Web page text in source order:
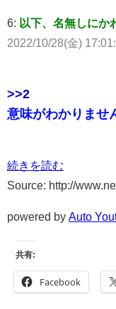
6: 以下、名無しにか
2022/10/28(金)
>>2
意味がわかりませ
続きを読む
Source: http://
powered by Auto
共有:
Facebook